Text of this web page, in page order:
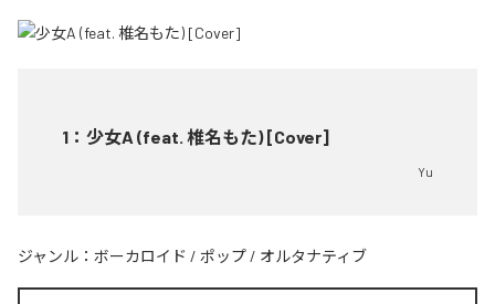
1 ： 少女A (feat. 椎名もた) [Cover]
Yu
ジャンル： ボーカロイド / ポップ / オルタナティブ